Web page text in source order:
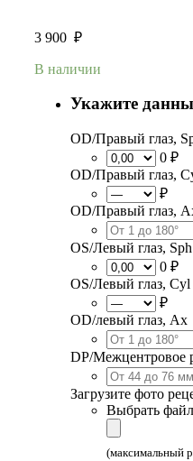
3 900 ₽
В наличии
Укажите
OD/Правый глаз,
0 ₽
OD/Правый глаз,
₽
OD/Правый глаз,
OS/Левый глаз, Sph
0 ₽
OS/Левый глаз, Cyl
₽
OD/левый глаз, Ax
DP/Межцентровое
Загрузите фото
Выбрать файл
(максимальный